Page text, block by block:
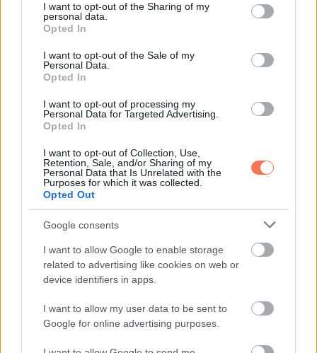
not limited to your visit or usage behaviour. You may click to
grant or deny consent to Google and its third-party tags to
use your data for below specified purposes in below Google
consent section.
I want to opt-out of the Sharing of my
personal data.
Opted In
I want to opt-out of the Sale of my
Personal Data.
Opted In
I want to opt-out of processing my
Personal Data for Targeted Advertising.
Opted In
I want to opt-out of Collection, Use,
Retention, Sale, and/or Sharing of my
Personal Data that Is Unrelated with the
Purposes for which it was collected.
Opted Out
Google consents
I want to allow Google to enable storage
related to advertising like cookies on web or
device identifiers in apps.
I want to allow my user data to be sent to
Google for online advertising purposes.
Camila ezzel biztos lett benne. Rafael sarokban volt. És aki
sarokban van, hibázik.
Aztán jöttek a célzások.
„Ha apád engedné, hogy aláírjak pár papírt, csak
apróságokat” mondta Rafael, „sokkal hatékonyabb lenne. A
Camila úgy tett, mintha mérlegelne.
„Beszélek vele” felelte nyugodtan.
Rafael feszültsége nőtt. Vele együtt az esély is, hogy elront
valamit.
Közben Marina nem állt le. Dossziét rakott össze.
Nyilvántartások, képernyőfotók, dátumok, e-mailek. Camila